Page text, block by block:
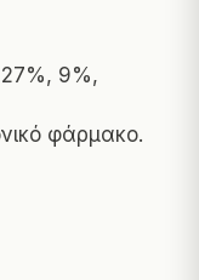
9%,
φάρμακο.